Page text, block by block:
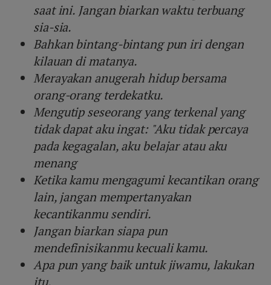
saat ini. Jangan biarkan waktu terbuang
sia-sia.
Bahkan bintang-bintang pun iri dengan
kilauan di matanya.
Merayakan anugerah hidup bersama
orang-orang terdekatku.
Mengutip seseorang yang terkenal yang
tidak dapat aku ingat: "Aku tidak percaya
pada kegagalan, aku belajar atau aku
menang
Ketika kamu mengagumi kecantikan orang
lain, jangan mempertanyakan
kecantikanmu sendiri.
Jangan biarkan siapa pun
mendefinisikanmu kecuali kamu.
Apa pun yang baik untuk jiwamu, lakukan